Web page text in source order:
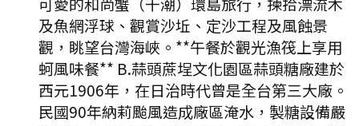
及魚網浮球、觀賞沙坵、定沙工程及風蝕景
觀，眺望台灣海峽。**午餐於觀光漁筏上享用
蚵風味餐** B.蒜頭蔗埕文化園區蒜頭糖廠建於
西元1906年，在日治時代曾是全台第三大廠。
民國90年納莉颱風造成廠區淹水，製糖設備嚴